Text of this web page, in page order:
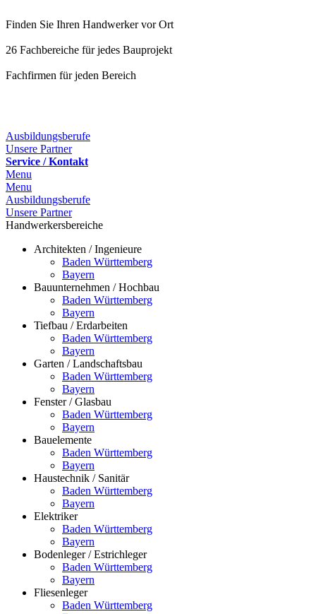
Finden Sie Ihren Handwerker vor Ort
26 Fachbereiche für jedes Bauprojekt
Fachfirmen für jeden Bereich
Ausbildungsberufe
Unsere Partner
Service / Kontakt
Menu
Menu
Ausbildungsberufe
Unsere Partner
Handwerkersbereiche
Architekten / Ingenieure
Baden Württemberg
Bayern
Bauunternehmen / Hochbau
Baden Württemberg
Bayern
Tiefbau / Erdarbeiten
Baden Württemberg
Bayern
Garten / Landschaftsbau
Baden Württemberg
Bayern
Fenster / Glasbau
Baden Württemberg
Bayern
Bauelemente
Baden Württemberg
Bayern
Haustechnik / Sanitär
Baden Württemberg
Bayern
Elektriker
Baden Württemberg
Bayern
Bodenleger / Estrichleger
Baden Württemberg
Bayern
Fliesenleger
Baden Württemberg